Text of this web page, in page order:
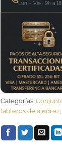
Lun – Vie · 9h a
Categorías:
tableros de ajedrez,